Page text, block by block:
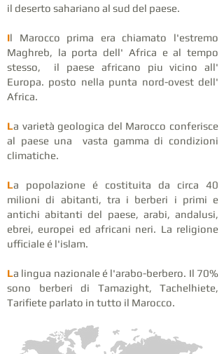
il deserto sahariano al sud del paese.
Il Marocco prima era chiamato l'estremo
Maghreb, la porta dell' Africa e al tempo
stesso, il paese africano piu vicino all'
Europa. posto nella punta nord-ovest dell'
Africa.
La varietà geologica del Marocco conferisce
al paese una vasta gamma di condizioni
climatiche.
La popolazione é costituita da circa 40
milioni di abitanti, tra i berberi i primi e
antichi abitanti del paese, arabi, andalusi,
ebrei, europei ed africani neri. La religione
ufficiale é l'islam.
La lingua nazionale é l'arabo-berbero. Il 70%
sono berberi di Tamazight, Tachelhiete,
Tarifiete parlato in tutto il Marocco.